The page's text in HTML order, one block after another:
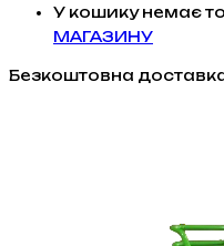
У кошику немає
МАГАЗИНУ
Безкоштовна